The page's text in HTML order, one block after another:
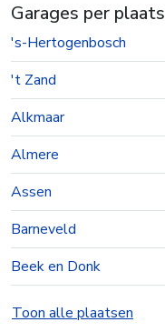
Garages per plaats
's-Hertogenbosch
't Zand
Alkmaar
Almere
Assen
Barneveld
Beek en Donk
Beesd
Toon alle plaatsen